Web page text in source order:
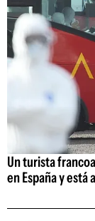
Un turista
en España y está